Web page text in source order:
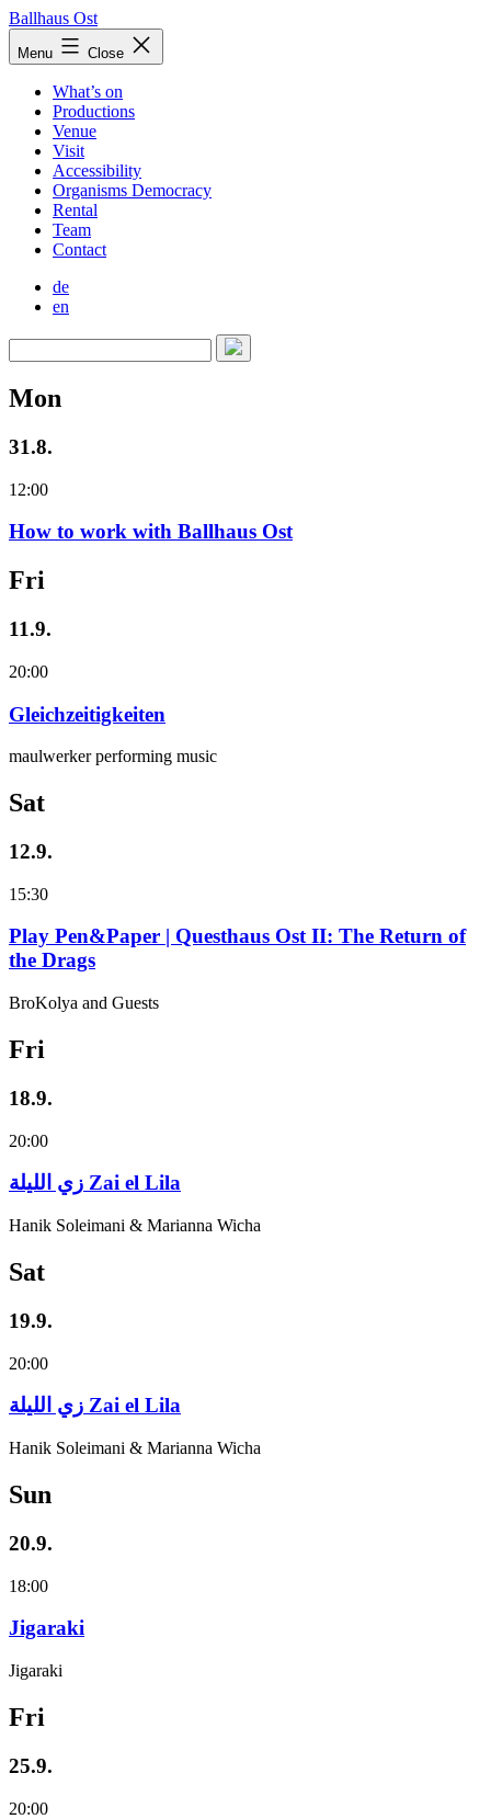
Skip
to
content
Ballhaus Ost
Ballhaus
Ost
Menu Close
What’s on
Productions
Venue
Visit
Accessibility
Organisms Democracy
Rental
Team
Contact
de
en
Mon
31.8.
12:00
How to work with Ballhaus Ost
Fri
11.9.
20:00
Gleichzeitigkeiten
maulwerker performing music
Sat
12.9.
15:30
Play Pen&Paper | Questhaus Ost II: The Return of
the Drags
BroKolya and Guests
Fri
18.9.
20:00
زي‌ اللیلة Zai el Lila
Hanik Soleimani & Marianna Wicha
Sat
19.9.
20:00
زي‌ اللیلة Zai el Lila
Hanik Soleimani & Marianna Wicha
Sun
20.9.
18:00
Jigaraki
Jigaraki
Fri
25.9.
20:00